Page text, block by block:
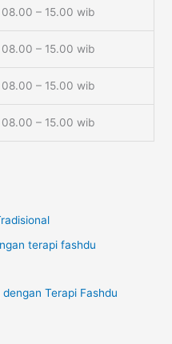
08.00 – 15.00 wib
08.00 – 15.00 wib
08.00 – 15.00 wib
08.00 – 15.00 wib
terapi fashdu
Terapi Fashdu